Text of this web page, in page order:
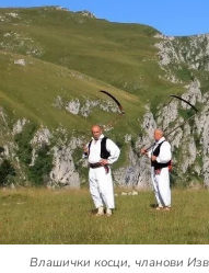
Влашички косци, чланови